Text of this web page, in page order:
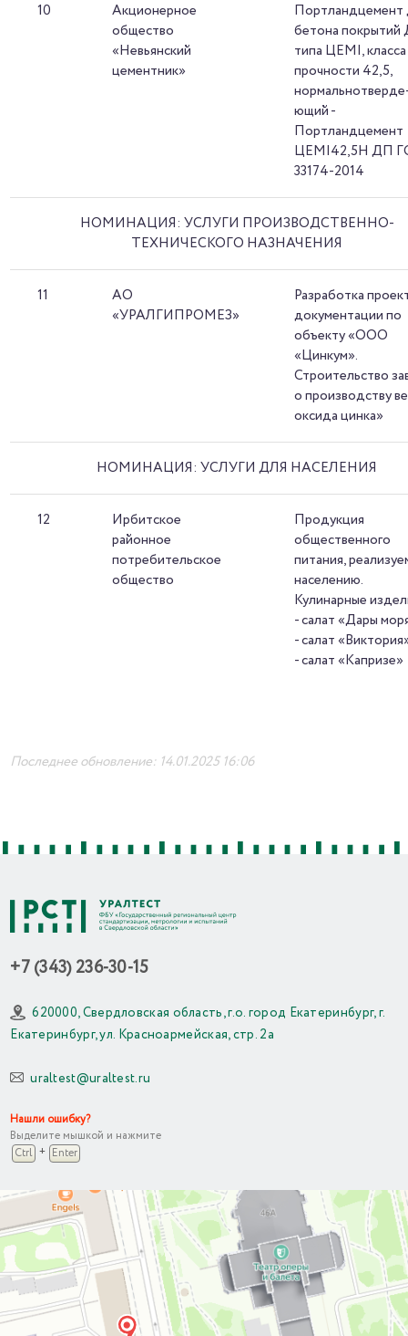
10
Акционерное
общество
«Невьянский
цементник»
Портландцемент
бетона
типа ЦЕМI, класса
прочности 42,5,
ющий -
Портландцемент
ЦЕМI42,5Н ДП
33174-2014
НОМИНАЦИЯ: УСЛУГИ ПРОИЗВОДСТВЕННО-
ТЕХНИЧЕСКОГО НАЗНАЧЕНИЯ
11
АО
«УРАЛГИПРОМЕЗ»
Разработка
документации по
объекту «ООО
«Цинкум».
Строительство
о производству
оксида цинка»
НОМИНАЦИЯ: УСЛУГИ ДЛЯ НАСЕЛЕНИЯ
12
Ирбитское
районное
потребительское
общество
Продукция
общественного
питания,
населению.
Кулинарные
- салат «Дары
- салат
- салат «Капризе»
Последнее обновление: 14.01.2025 16:06
+7 (343) 236-30-15
620000, Свердловская область, г.о. город Екатеринбург, г.
Екатеринбург, ул. Красноармейская, стр. 2а
uraltest@uraltest.ru
Нашли ошибку?
Выделите мышкой и нажмите
Ctrl + Enter